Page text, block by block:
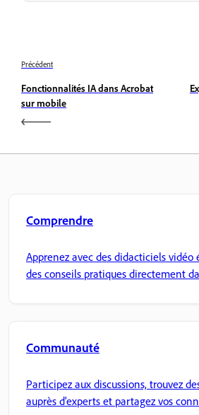
Précédent
Fonctionnalités IA dans Acrobat
sur mobile
Comprendre
Apprenez avec des didacticiels vidéo
des conseils pratiques directement
Communauté
Participez aux discussions, trouvez
auprès d'experts et partagez vos